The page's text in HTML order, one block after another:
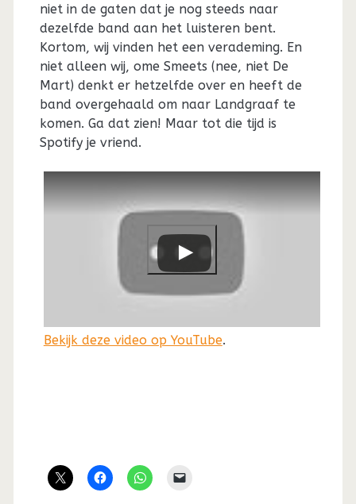
niet in de gaten dat je nog steeds naar
dezelfde band aan het luisteren bent.
Kortom, wij vinden het een verademing. En
niet alleen wij, ome Smeets (nee, niet De
Mart) denkt er hetzelfde over en heeft de
band overgehaald om naar Landgraaf te
komen. Ga dat zien! Maar tot die tijd is
Spotify je vriend.
Bekijk deze video op YouTube.